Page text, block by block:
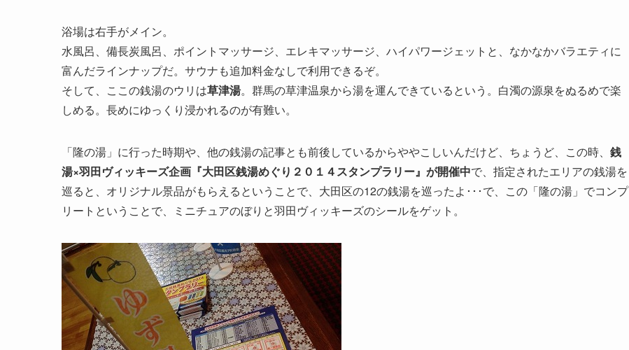
浴場は右手がメイン。
水風呂、備長炭風呂、ポイントマッサージ、エレキマッサージ、ハイパワージェットと、なかなかバラエティに
富んだラインナップだ。サウナも追加料金なしで利用できるぞ。
そして、ここの銭湯のウリは草津湯。群馬の草津温泉から湯を運んできているという。白濁の源泉をぬるめで楽
しめる。長めにゆっくり浸かれるのが有難い。
「隆の湯」に行った時期や、他の銭湯の記事とも前後しているからややこしいんだけど、ちょうど、この時、 銭
湯×羽田ヴィッキーズ企画『大田区銭湯めぐり２０１４スタンプラリー』が開催中で、指定されたエリアの銭湯を
巡ると、オリジナル景品がもらえるということで、大田区の12の銭湯を巡ったよ･･･で、この「隆の湯」でコンプ
リートということで、ミニチュアのぼりと羽田ヴィッキーズのシールをゲット。